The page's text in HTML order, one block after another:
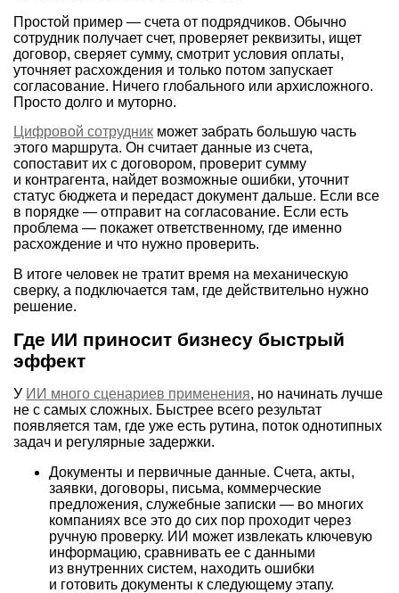
Простой пример — счета от подрядчиков. Обычно
сотрудник получает счет, проверяет реквизиты, ищет
договор, сверяет сумму, смотрит условия оплаты,
уточняет расхождения и только потом запускает
согласование. Ничего глобального или архисложного.
Просто долго и муторно.
Цифровой сотрудник может забрать большую часть
этого маршрута. Он считает данные из счета,
сопоставит их с договором, проверит сумму
и контрагента, найдет возможные ошибки, уточнит
статус бюджета и передаст документ дальше. Если все
в порядке — отправит на согласование. Если есть
проблема — покажет ответственному, где именно
расхождение и что нужно проверить.
В итоге человек не тратит время на механическую
сверку, а подключается там, где действительно нужно
решение.
Где ИИ приносит бизнесу быстрый
эффект
У ИИ много сценариев применения, но начинать лучше
не с самых сложных. Быстрее всего результат
появляется там, где уже есть рутина, поток однотипных
задач и регулярные задержки.
Документы и первичные данные. Счета, акты,
заявки, договоры, письма, коммерческие
предложения, служебные записки — во многих
компаниях все это до сих пор проходит через
ручную проверку. ИИ может извлекать ключевую
информацию, сравнивать ее с данными
из внутренних систем, находить ошибки
и готовить документы к следующему этапу.